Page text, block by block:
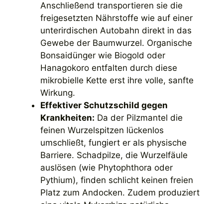
Anschließend transportieren sie die
freigesetzten Nährstoffe wie auf einer
unterirdischen Autobahn direkt in das
Gewebe der Baumwurzel. Organische
Bonsaidünger wie Biogold oder
Hanagokoro entfalten durch diese
mikrobielle Kette erst ihre volle, sanfte
Wirkung.
Effektiver Schutzschild gegen
Krankheiten: Da der Pilzmantel die
feinen Wurzelspitzen lückenlos
umschließt, fungiert er als physische
Barriere. Schadpilze, die Wurzelfäule
auslösen (wie Phytophthora oder
Pythium), finden schlicht keinen freien
Platz zum Andocken. Zudem produziert